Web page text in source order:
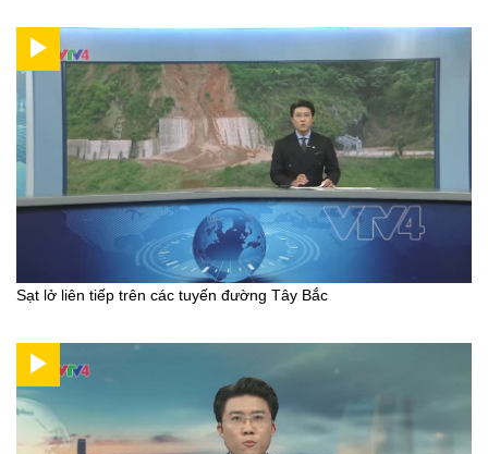
Sạt lở liên tiếp trên các tuyến đường Tây Bắc